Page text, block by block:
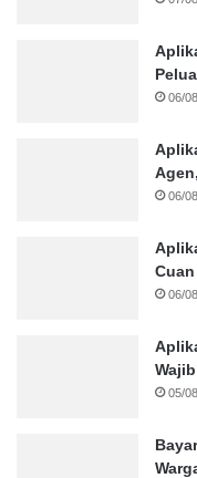
06/
06/
06/
05/